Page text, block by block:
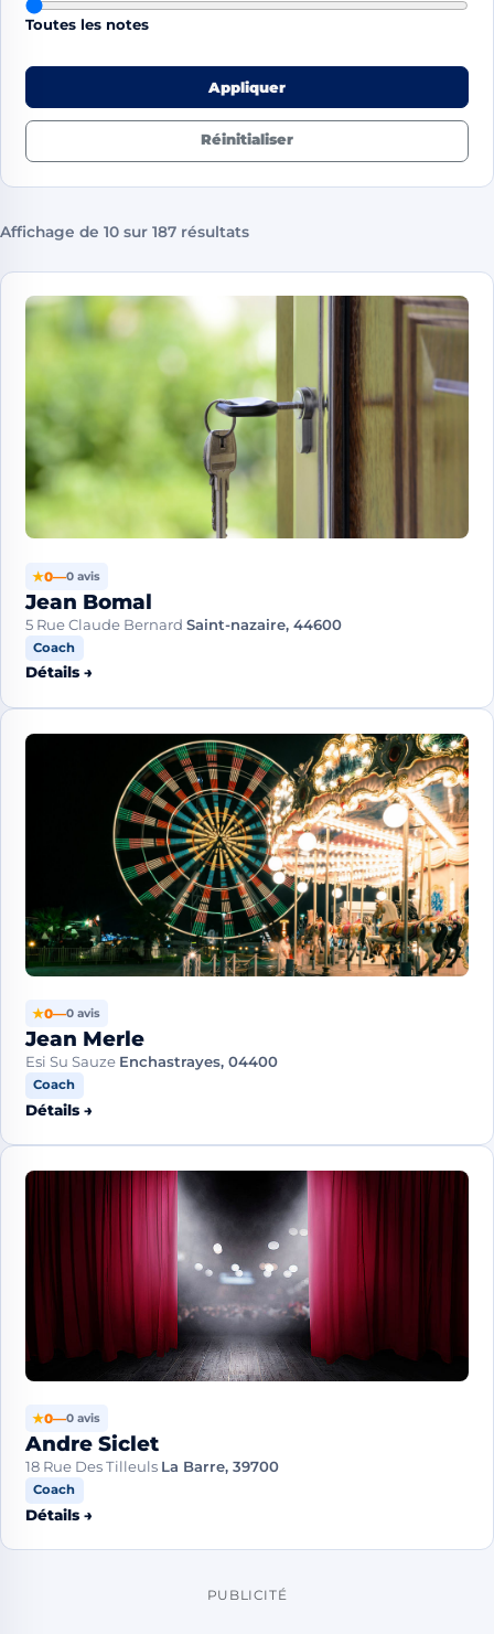
Toutes les notes
Appliquer
Réinitialiser
Affichage de 10 sur 187 résultats
★0—0 avis
Jean Bomal
5 Rue Claude Bernard Saint-nazaire, 44600
Coach
Détails →
★0—0 avis
Jean Merle
Esi Su Sauze Enchastrayes, 04400
Coach
Détails →
★0—0 avis
Andre Siclet
18 Rue Des Tilleuls La Barre, 39700
Coach
Détails →
PUBLICITÉ